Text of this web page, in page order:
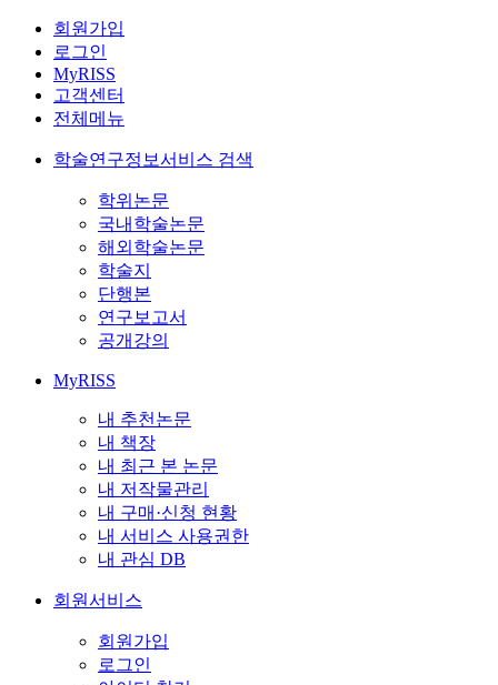
회원가입
로그인
MyRISS
고객센터
전체메뉴
학술연구정보서비스 검색
학위논문
국내학술논문
해외학술논문
학술지
단행본
연구보고서
공개강의
MyRISS
내 추천논문
내 책장
내 최근 본 논문
내 저작물관리
내 구매·신청 현황
내 서비스 사용권한
내 관심 DB
회원서비스
회원가입
로그인